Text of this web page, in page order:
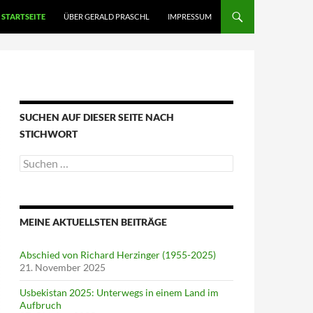
STARTSEITE ÜBER GERALD PRASCHL IMPRESSUM
SUCHEN AUF DIESER SEITE NACH
STICHWORT
Suche
nach:
MEINE AKTUELLSTEN BEITRÄGE
Abschied von Richard Herzinger (1955-2025)
21. November 2025
Usbekistan 2025: Unterwegs in einem Land im
Aufbruch